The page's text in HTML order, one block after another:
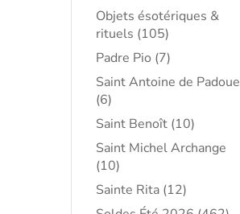
Objets ésotériques &
rituels (105)
Padre Pio (7)
Saint Antoine de Padoue
(6)
Saint Benoît (10)
Saint Michel Archange
(10)
Sainte Rita (12)